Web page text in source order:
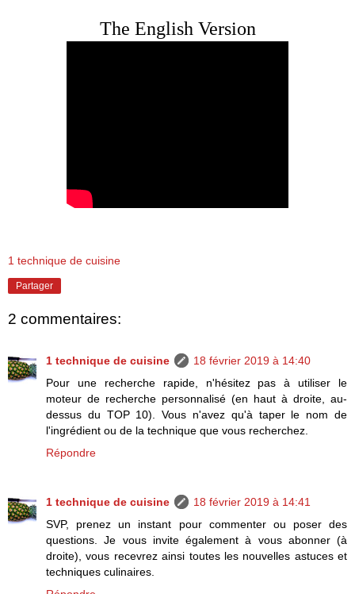
The English Version
1 technique de cuisine
Partager
2 commentaires:
1 technique de cuisine
18 février 2019 à 14:40
Pour une recherche rapide, n'hésitez pas à utiliser le
moteur de recherche personnalisé (en haut à droite, au-
dessus du TOP 10). Vous n'avez qu'à taper le nom de
l'ingrédient ou de la technique que vous recherchez.
Répondre
1 technique de cuisine
18 février 2019 à 14:41
SVP, prenez un instant pour commenter ou poser des
questions. Je vous invite également à vous abonner (à
droite), vous recevrez ainsi toutes les nouvelles astuces et
techniques culinaires.